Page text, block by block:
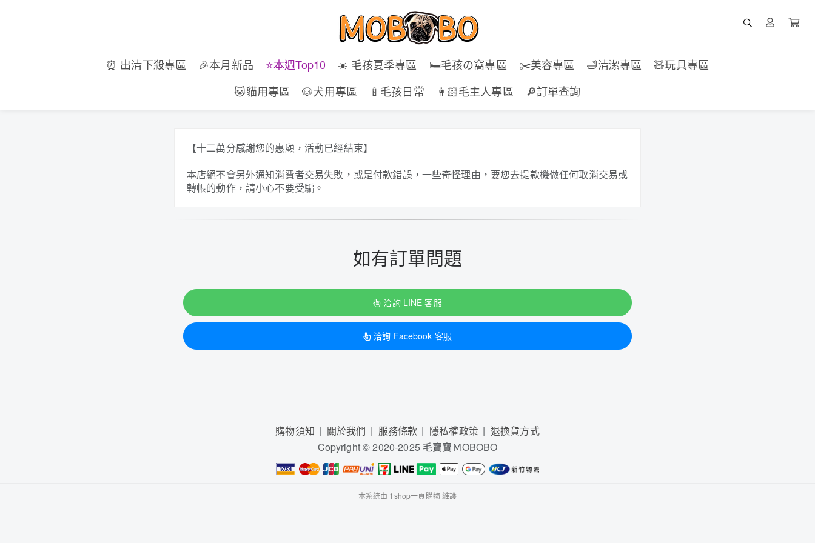
⏰ 出清下殺專區 🎉本月新品 ⭐️本週Top10 ☀️ 毛孩夏季專區 🛏️毛孩の窩專區 ✂️美容專區 🛁清潔專區
🧸玩具專區
🐱貓用專區
🐶犬用專區 🍼毛孩日常 👩🏻毛主人專區 🔎訂單查詢
【十二萬分感謝您的惠顧，活動已經結束】
本店絕不會另外通知消費者交易失敗，或是付款錯誤，一些奇怪理由，要您去提款機做任何取消交易或
轉帳的動作，請小心不要受騙。
如有訂單問題
洽詢 LINE 客服
洽詢 Facebook 客服
購物須知 關於我們 服務條款 隱私權政策
退換貨方式
Copyright © 2020-2025 毛寶寶ＭOBOBO
本系統由 1shop一頁購物維護